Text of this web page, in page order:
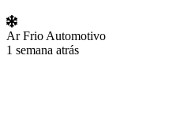
Ar Frio Automotivo
1 semana atrás